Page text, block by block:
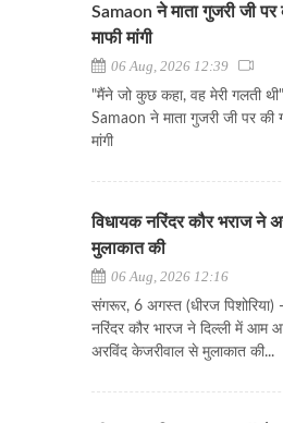
Samaon ने माता गुजरी जी पर
माफी मांगी
06 Aug, 2026 12:39
"मैंने जो कुछ कहा, वह मेरी गलती
Samaon ने माता गुजरी जी पर की
मांगी
विधायक नरिंदर कौर भराज ने
मुलाकात की
06 Aug, 2026 12:16
संगरूर, 6 अगस्त (धीरज
नरिंदर कौर भारज ने दिल्ली में आम
अरविंद केजरीवाल से मुलाकात की...